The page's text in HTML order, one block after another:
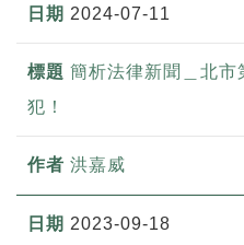
2024-07-11
簡析法律新聞＿北
犯！
洪嘉威
2023-09-18